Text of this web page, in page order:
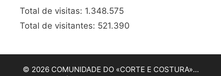
Total de visitas: 1.348.575
Total de visitantes: 521.390
© 2026 COMUNIDADE DO «CORTE E COSTURA»…